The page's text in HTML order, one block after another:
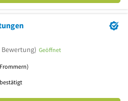
5 Sternen
Bewertung) Geöffnet